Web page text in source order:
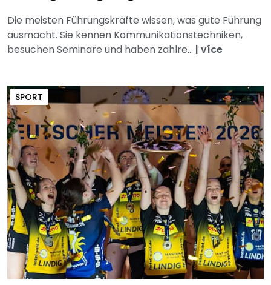
Die meisten Führungskräfte wissen, was gute Führung
ausmacht. Sie kennen Kommunikationstechniken,
besuchen Seminare und haben zahlre... | více
SPORT